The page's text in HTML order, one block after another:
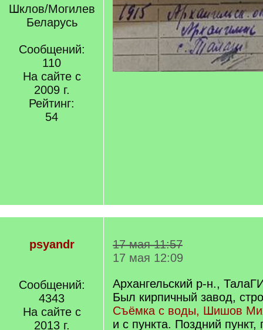
Шклов/Могилев
Беларусь
Сообщений:
110
На сайте с
2009 г.
Рейтинг:
54
psyandr
Сообщений:
4343
На сайте с
2013 г.
17 мая 11:57
17 мая 12:09
Архангельский р-н.,
Был кирпичный завод,
Съёмка с воды, Шишов
и с пункта. Поздний